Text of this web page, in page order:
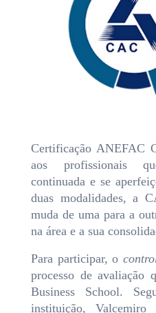
Certificação ANEFAC
aos profissionais
continuada e se
duas modalidades, a
muda de uma para a
na área e a sua
Para participar, o
processo de avaliação
Business School.
instituição,